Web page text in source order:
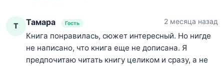
Т Тамара Гость 2 месяца назад
Книга понравилась, сюжет интересный. Но нигде
не написано, что книга еще не дописана. Я
предпочитаю читать книгу целиком и сразу, а не